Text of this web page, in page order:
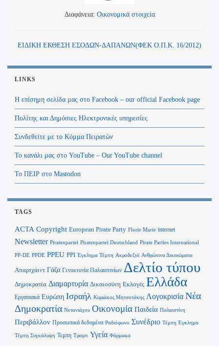
Διαφάνεια: Οικονομικά στοιχεία
ΕΙΔΙΚΗ ΕΚΘΕΣΗ ΕΣΟΔΩΝ-ΔΑΠΑΝΩΝ(ΦΕΚ Ο.Π.Κ. 16/2012)
LINKS
Η επίσημη σελίδα μας στο Facebook – our official Facebook page
Πολίτης και Δημόσιες Ηλεκτρονικές υπηρεσίες
Συνδεθείτε με το Κόμμα Πειρατών
Το κανάλι μας στο YouTube – Our YouTube channel
Το ΠΕΙΡ στο Mastodon
TAGS
ACTA Copyright European Pirate Party Florie Marie internet
Newsletter Piratenpartei Piratenpartei Deutschland Pirate Parties International
PP-DE PPDE PPEU PPI Έγκλημα Τέμπη Ακροδεξιά Ανθρώπινα Δικαιώματα
Απαρτχάιντ Γάζα Γενοκτονία Παλαιστινίων Δελτίο τύπου
Δημοκρατία Διαμαρτυρία Δικαιοσύνη Εκλογές Ελλάδα
Εργασιακά Ευρώπη Ισραήλ Κυριάκος Μητσοτάκης Λογοκρισία Νέα
Δημοκρατία Νετανιάχου Οικονομία Παιδεία Παλαιστίνη
Περιβάλλον Προσωπικά δεδομένα Ραδιόφωνο Συνέδριο Τέμπη Έγκλημα
Τέμπη Συγκάλυψη Τεμπη Τραμπ Υγεία Φάρμακα